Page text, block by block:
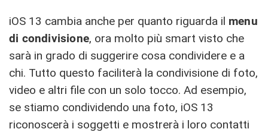
iOS 13 cambia anche per quanto riguarda il menu
di condivisione, ora molto più smart visto che
sarà in grado di suggerire cosa condividere e a
chi. Tutto questo faciliterà la condivisione di foto,
video e altri file con un solo tocco. Ad esempio,
se stiamo condividendo una foto, iOS 13
riconoscerà i soggetti e mostrerà i loro contatti